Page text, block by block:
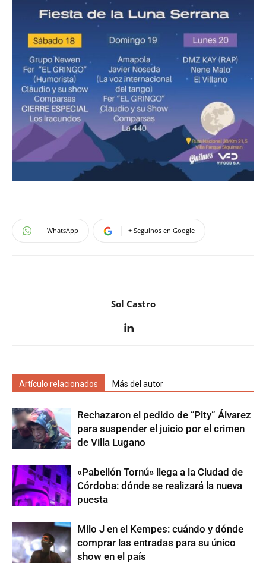
WhatsApp + Seguinos en Google
Sol Castro
Artículo relacionados Más del autor
Rechazaron el pedido de “Pity” Álvarez
para suspender el juicio por el crimen
de Villa Lugano
«Pabellón Tornú» llega a la Ciudad de
Córdoba: dónde se realizará la nueva
puesta
Milo J en el Kempes: cuándo y dónde
comprar las entradas para su único
show en el país